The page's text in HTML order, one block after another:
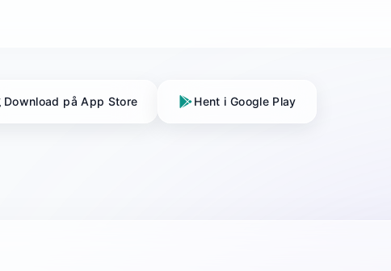
Download på App Store Hent i Google Play